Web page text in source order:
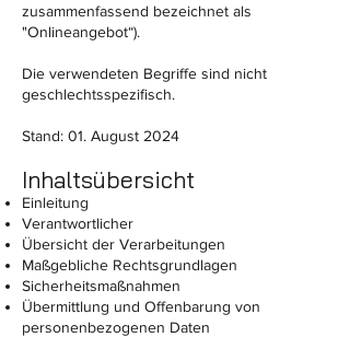
zusammenfassend bezeichnet als
"Onlineangebot“).
Die verwendeten Begriffe sind nicht
geschlechtsspezifisch.
Stand: 01. August 2024
Inhaltsübersicht
Einleitung
Verantwortlicher
Übersicht der Verarbeitungen
Maßgebliche Rechtsgrundlagen
Sicherheitsmaßnahmen
Übermittlung und Offenbarung von
personenbezogenen Daten